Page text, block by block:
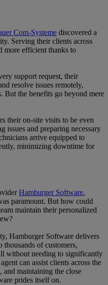
Com-Systeme discovered a
Serving their clients across
more efficient thanks to
support request, their
resolve issues remotely,
But the benefits go beyond mere
their on-site visits to be even
issues and preparing necessary
arrive equipped to
minimizing downtime for
Hamburger Software,
paramount. But how could
maintain their personalized
Hamburger Software delivers
thousands of customers,
without needing to significantly
can assist clients across the
and maintaining the close
prides itself on.